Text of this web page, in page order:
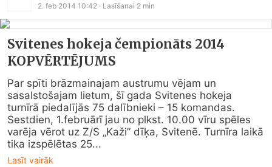
2. feb 2014 10:42 · Lasīšanai 2 min
Svitenes hokeja čempionāts 2014
KOPVĒRTĒJUMS
Par spīti brāzmainajam austrumu vējam un
sasalstošajam lietum, šī gada Svitenes hokeja
turnīrā piedalījās 75 dalībnieki – 15 komandas.
Sestdien, 1.februārī jau no plkst. 10.00 vīru spēles
varēja vērot uz Z/S „Kaži” dīķa, Svitenē. Turnīra laikā
tika izspēlētas 25...
Lasīt vairāk